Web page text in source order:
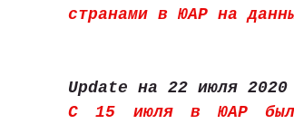
странами в ЮАР на
Update на 22 июля 2020
С 15 июля в ЮАР был